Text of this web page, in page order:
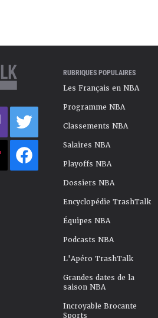
RUBRIQUES POPULAIRES
Les Français en NBA
Programme NBA
Classements NBA
Salaires NBA
Playoffs NBA
Dossiers NBA
Encyclopédie TrashTalk
Équipes NBA
Podcasts NBA
L'Apéro TrashTalk
Grandes dates de la
saison NBA
Incroyable Brocante
Sports